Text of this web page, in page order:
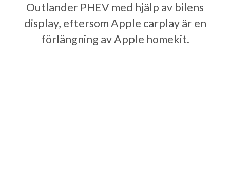
Outlander PHEV med hjälp av bilens
display, eftersom Apple carplay är en
förlängning av Apple homekit.